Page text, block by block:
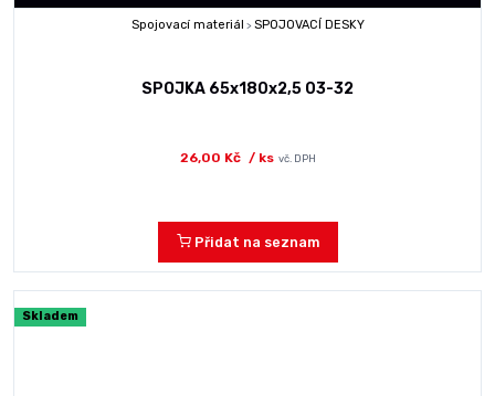
Spojovací materiál >SPOJOVACÍ DESKY
SPOJKA 65x180x2,5 03-32
26,00 Kč / ks vč. DPH
Přidat na seznam
Skladem